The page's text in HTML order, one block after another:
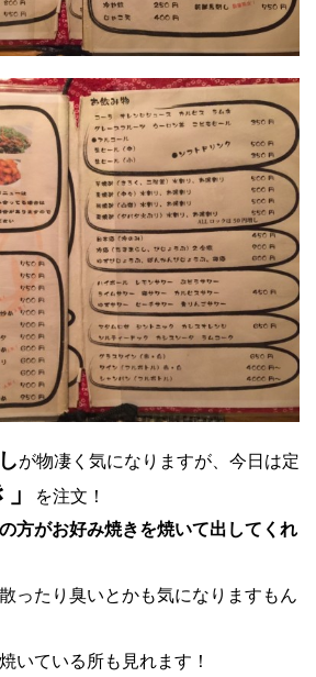
が物凄く気になりますが、今日は定
を注文！
方がお好み焼きを焼いて出してくれ
ったり臭いとかも気になりますもん
いている所も見れます！